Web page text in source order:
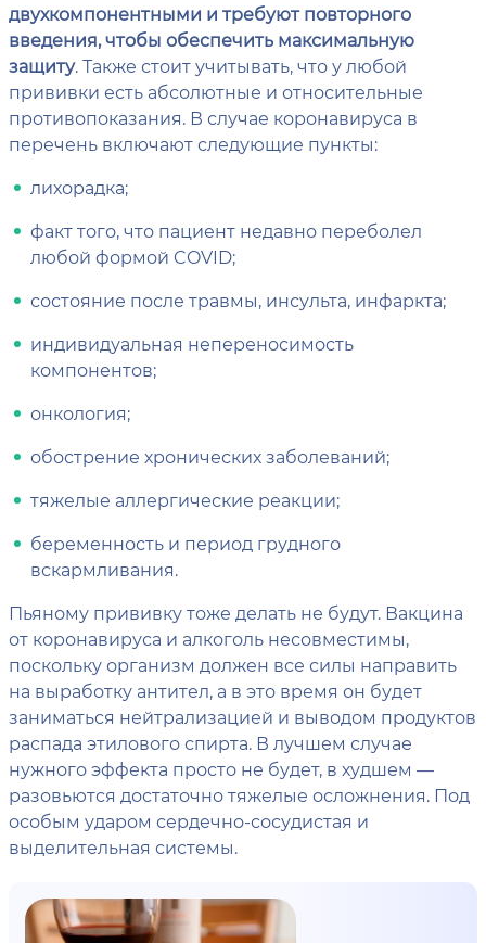
двухкомпонентными и требуют повторного
введения, чтобы обеспечить максимальную
защиту. Также стоит учитывать, что у любой
прививки есть абсолютные и относительные
противопоказания. В случае коронавируса в
перечень включают следующие пункты:
лихорадка;
факт того, что пациент недавно переболел
любой формой COVID;
состояние после травмы, инсульта, инфаркта;
индивидуальная непереносимость
компонентов;
онкология;
обострение хронических заболеваний;
тяжелые аллергические реакции;
беременность и период грудного
вскармливания.
Пьяному прививку тоже делать не будут. Вакцина
от коронавируса и алкоголь несовместимы,
поскольку организм должен все силы направить
на выработку антител, а в это время он будет
заниматься нейтрализацией и выводом продуктов
распада этилового спирта. В лучшем случае
нужного эффекта просто не будет, в худшем —
разовьются достаточно тяжелые осложнения. Под
особым ударом сердечно-сосудистая и
выделительная системы.